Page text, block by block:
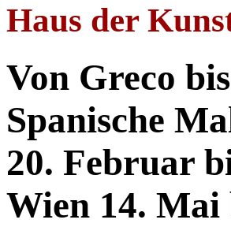
Haus der
Von Greco
Spanische
20. Februar
Wien 14. Mai